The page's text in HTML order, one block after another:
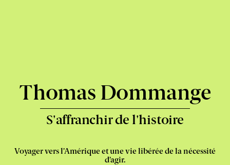
Thomas Dommange-
S'affranchir de l'histoire
Voyager vers l’Amérique et une vie libérée de la nécessité
d’agir.